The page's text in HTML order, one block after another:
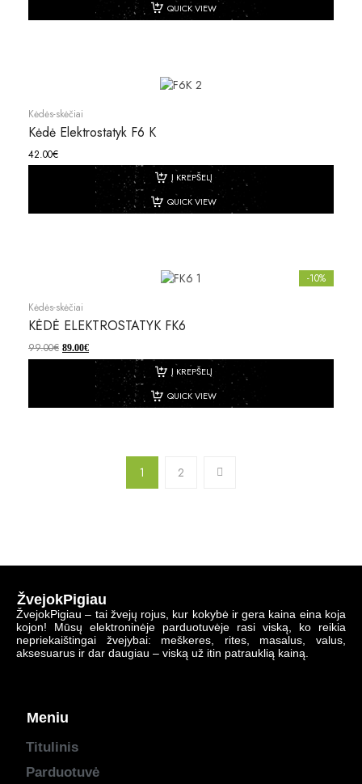
QUICK VIEW
Kėdės-skėčiai
Kėdė Elektrostatyk F6 K
42.00€
Į KREPŠELĮ
QUICK VIEW
-10%
Kėdės-skėčiai
KĖDĖ ELEKTROSTATYK FK6
99.00€ 89.00€
Į KREPŠELĮ
QUICK VIEW
1 2
ŽvejokPigiau
ŽvejokPigiau – tai žvejų rojus, kur kokybė ir gera kaina eina koja
kojon! Mūsų elektroninėje parduotuvėje rasi viską, ko reikia
nepriekaištingai žvejybai: meškeres, rites, masalus, valus,
aksesuarus ir dar daugiau – viską už itin patrauklią kainą.
Meniu
Titulinis
Parduotuvė